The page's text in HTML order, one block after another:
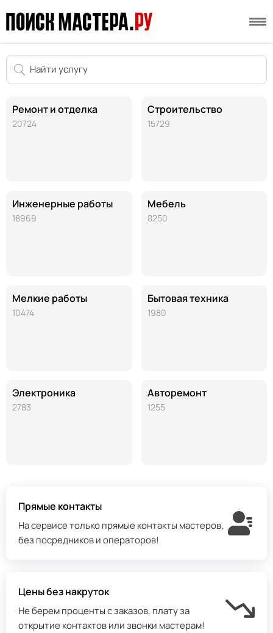
Ремонт и отделка
20724
Инженерные работы
18969
Мелкие работы
10474
Электроника
2783
Строительство
15729
Мебель
8250
Бытовая техника
1980
Авторемонт
1255
Прямые контакты
На сервисе только прямые контакты мастеров,
без посредников и операторов!
Цены без накруток
Не берем проценты с заказов, плату за
открытие контактов или звонки мастерам!